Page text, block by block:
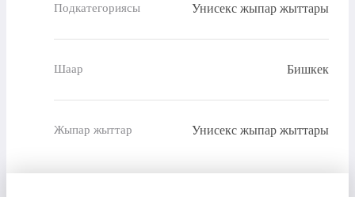
Подкатегориясы Унисекс жыпар жыттары
Шаар Бишкек
Жыпар жыттар Унисекс жыпар жыттары